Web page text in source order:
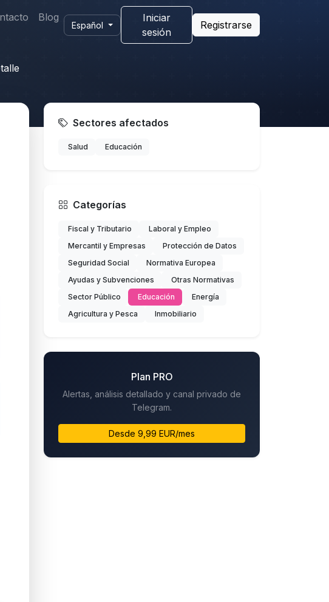
Blog
Español
Iniciar
sesión
Registrarse
Sectores afectados
Salud Educación
Categorías
Fiscal y Tributario
Laboral y Empleo
Mercantil y Empresas
Protección de Datos
Seguridad Social
Normativa Europea
Ayudas y Subvenciones
Otras Normativas
Sector Público
Educación
Energía
Agricultura y Pesca
Inmobiliario
Plan PRO
Alertas, análisis detallado y canal privado de
Telegram.
Desde 9,99 EUR/mes